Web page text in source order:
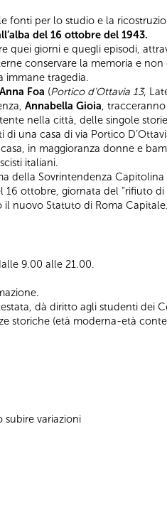
fonti per lo studio e la
del 16 ottobre del 1943.
quei giorni e quegli episodi,
conservare la memoria e
immane tragedia.
Anna Foa (Portico d’Ottavia 13,
Annabella Gioia,
nella città, delle singole
una casa di via Portico
in maggioranza donne e
italiani.
della Sovrintendenza
ottobre, giornata del “rifiuto
il nuovo Statuto di Roma Capitale.
9.00 alle 21.00.
dà diritto agli studenti dei
storiche (età moderna-età
variazioni